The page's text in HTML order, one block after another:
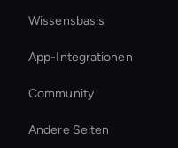
Wissensbasis
App-Integrationen
Community
Andere Seiten